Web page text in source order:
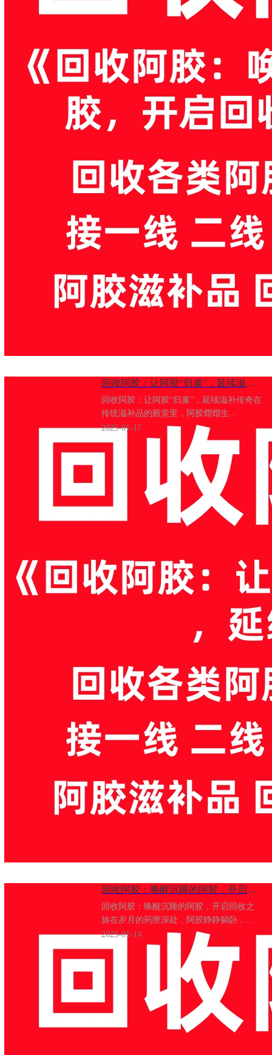
回收阿胶：​让阿胶“归巢”，延续滋补传奇
回收阿胶：让阿胶“归巢”，延续滋补传奇在
传统滋补品的殿堂里，阿胶熠熠生...
2025-01-17
回收阿胶：​唤醒沉睡的阿胶，开启回收之旅
回收阿胶：唤醒沉睡的阿胶，开启回收之
旅在岁月的药匣深处，阿胶静静躺卧，...
2025-01-14